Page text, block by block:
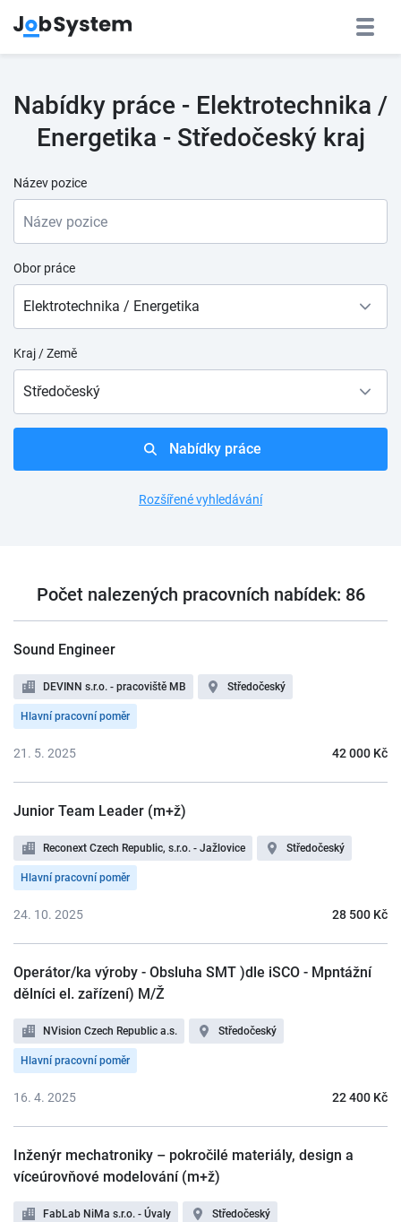
Nabídky práce - Elektrotechnika /
Energetika - Středočeský kraj
Název pozice
Obor práce
Elektrotechnika / Energetika
Kraj / Země
Středočeský
Nabídky práce
Rozšířené vyhledávání
Počet nalezených pracovních nabídek: 86
Sound Engineer
DEVINN s.r.o. - pracoviště MB Středočeský
Hlavní pracovní poměr
42 000 Kč
21. 5. 2025
Junior Team Leader (m+ž)
Reconext Czech Republic, s.r.o. - Jažlovice Středočeský
Hlavní pracovní poměr
28 500 Kč
24. 10. 2025
Operátor/ka výroby - Obsluha SMT )dle iSCO - Mpntážní
dělníci el. zařízení) M/Ž
NVision Czech Republic a.s. Středočeský
Hlavní pracovní poměr
22 400 Kč
16. 4. 2025
Inženýr mechatroniky – pokročilé materiály, design a
víceúrovňové modelování (m+ž)
FabLab NiMa s.r.o. - Úvaly Středočeský